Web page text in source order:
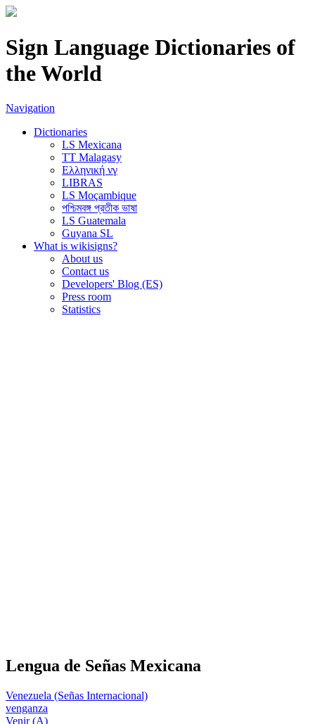
Sign Language Dictionaries of
the World
Navigation
Dictionaries
LS Mexicana
TT Malagasy
Ελληνική νγ
LIBRAS
LS Moçambique
পশ্চিমবঙ্গ প্রতীক ভাষা
LS Guatemala
Guyana SL
What is wikisigns?
About us
Contact us
Developers' Blog (ES)
Press room
Statistics
Lengua de Señas Mexicana
Venezuela (Señas Internacional)
venganza
Venir (A)